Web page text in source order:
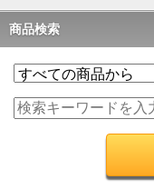
商品検索